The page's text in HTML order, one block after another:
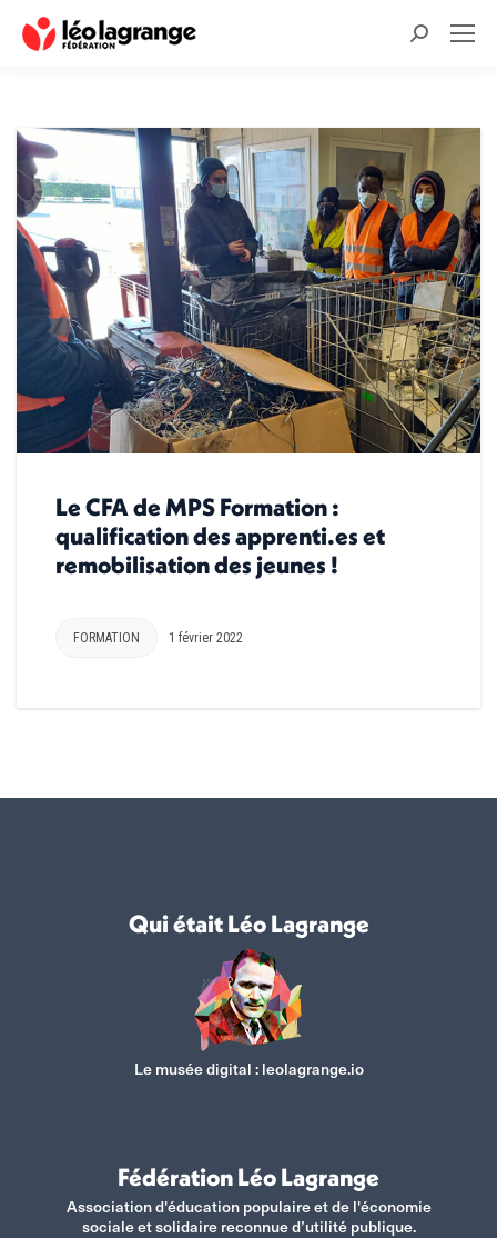
Recherche
Le CFA de MPS Formation :
qualification des apprenti.es et
remobilisation des jeunes !
FORMATION 1 février 2022
Qui était Léo Lagrange
Le musée digital : leolagrange.io
Fédération Léo Lagrange
Association d'éducation populaire et de l'économie
sociale et solidaire reconnue d’utilité publique.